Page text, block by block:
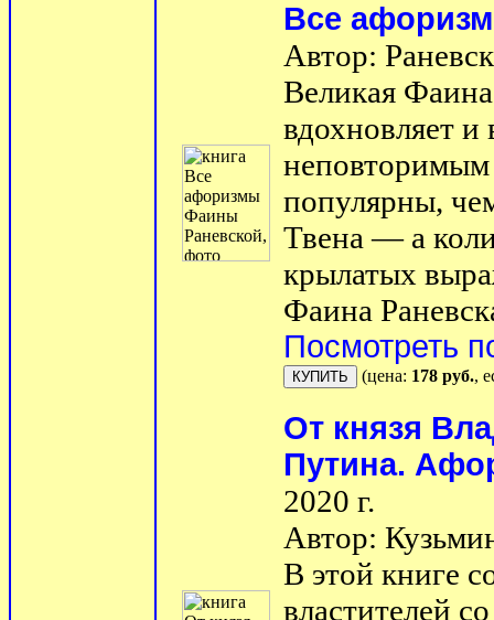
Все
Автор:
Великая
вдохновляет и
популярны,
Твена — а
крылатых
Фаина
Посмотреть
(цена: 178 руб.,
От князя
Путина.
2020 г.
Автор:
В этой книге
властителей